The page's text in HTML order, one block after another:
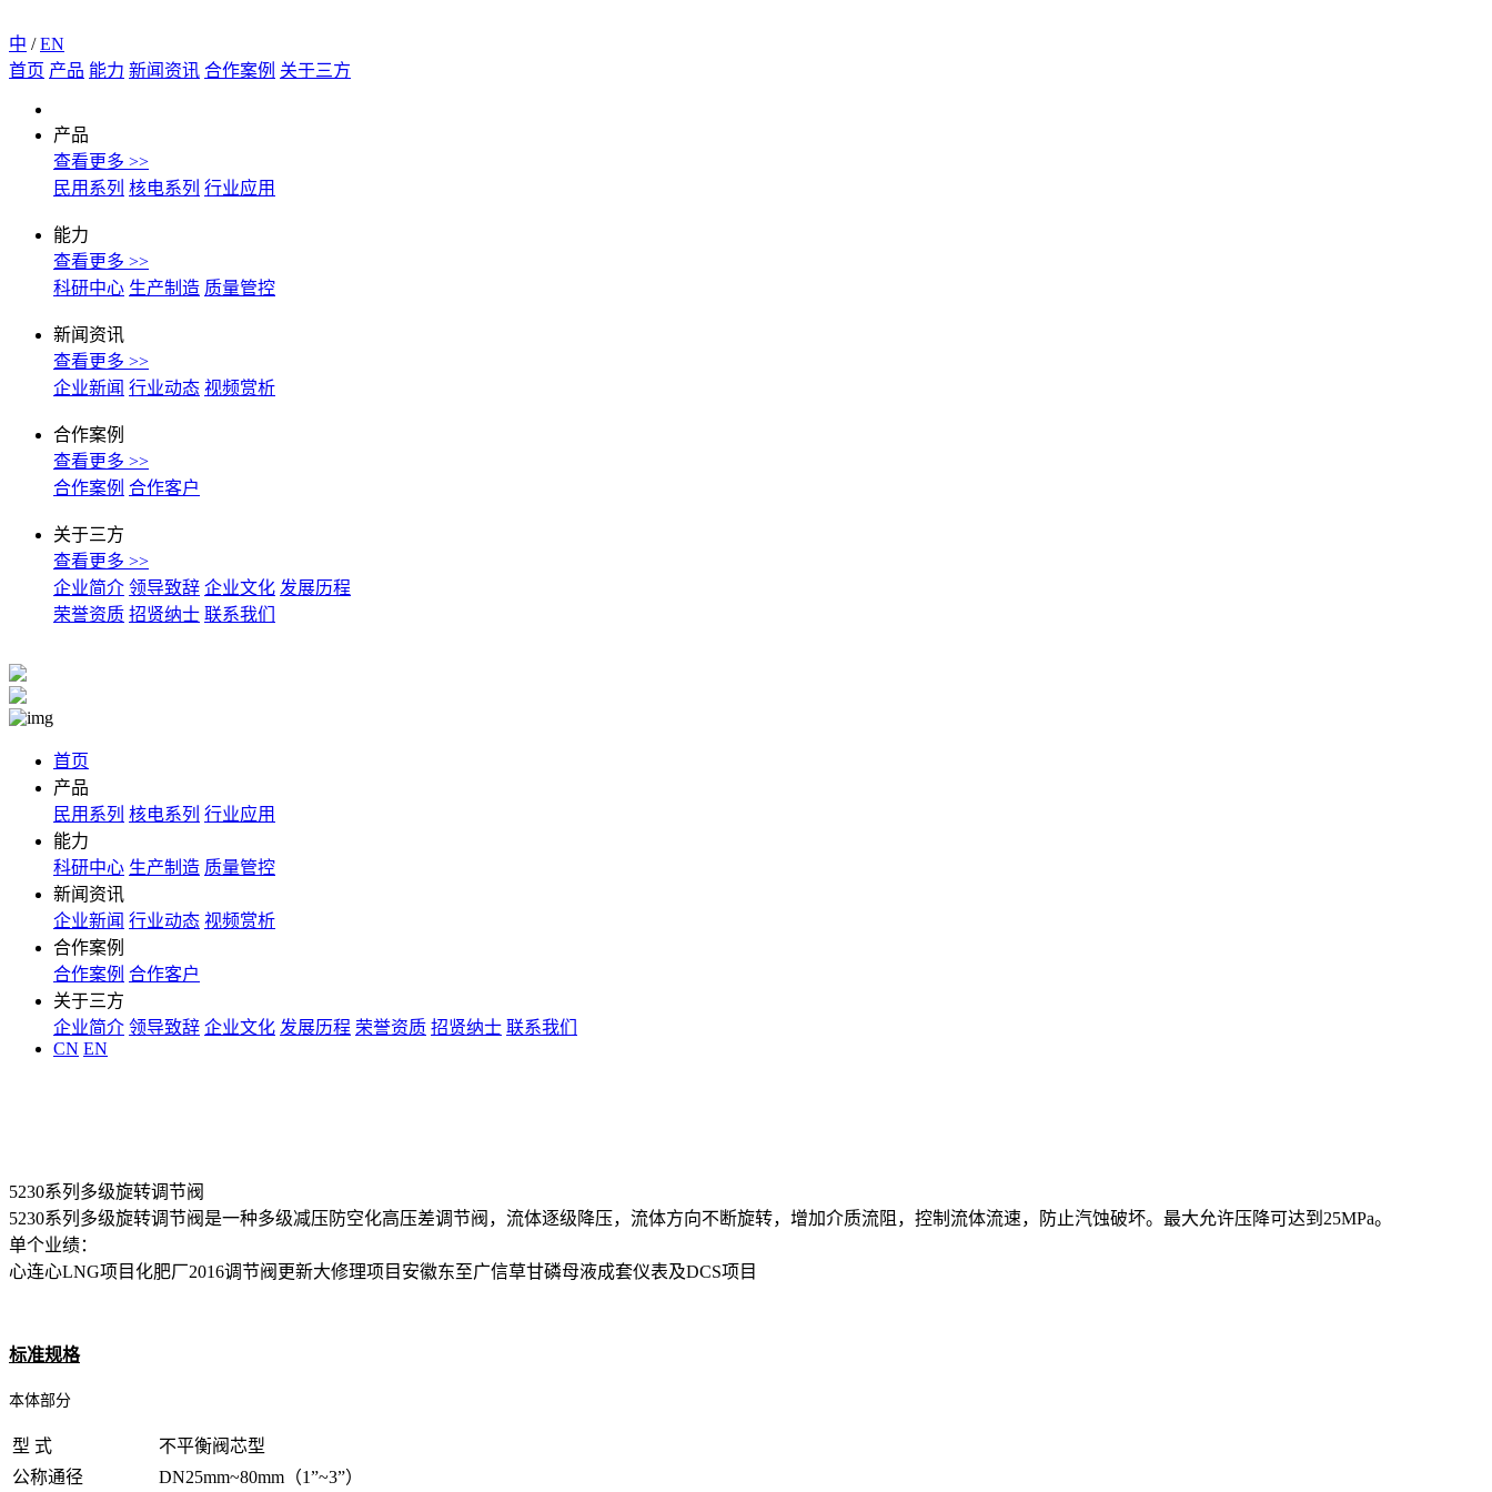
中 /EN
首页 产品 能力 新闻资讯 合作案例 关于三方
产品
查看更多 >>
民用系列 核电系列 行业应用
能力
查看更多 >>
科研中心 生产制造 质量管控
新闻资讯
查看更多 >>
企业新闻 行业动态 视频赏析
合作案例
查看更多 >>
合作案例 合作客户
关于三方
查看更多 >>
企业简介 领导致辞 企业文化 发展历程
荣誉资质 招贤纳士 联系我们
首页
产品
民用系列 核电系列 行业应用
能力
科研中心 生产制造 质量管控
新闻资讯
企业新闻 行业动态 视频赏析
合作案例
合作案例 合作客户
关于三方
企业简介 领导致辞 企业文化 发展历程 荣誉资质 招贤纳士 联系我们
CN EN
5230系列多级旋转调节阀
5230系列多级旋转调节阀是一种多级减压防空化高压差调节阀，流体逐级降压，流体方向不断旋转，增加介质流阻，控制流体流速，防止汽蚀破坏。最大允许压降可达到25MPa。
单个业绩：
心连心LNG项目化肥厂2016调节阀更新大修理项目 安徽东至广信草甘磷母液成套仪表及DCS项目
标准规格
本体部分
型 式
不平衡阀芯型
公称通径
DN25mm~80mm（1”~3”）